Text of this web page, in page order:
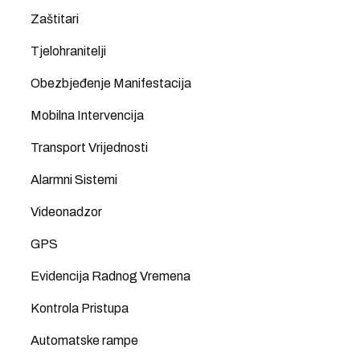
Zaštitari
Tjelohranitelji
Obezbjeđenje Manifestacija
Mobilna Intervencija
Transport Vrijednosti
Alarmni Sistemi
Videonadzor
GPS
Evidencija Radnog Vremena
Kontrola Pristupa
Automatske rampe